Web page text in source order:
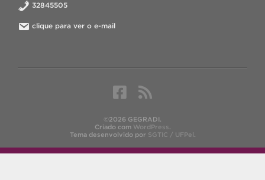
32845505
clique para ver o e-mail
©2026 GEGRADI.
Criado com WordPress.
Tema desenvolvido por SGTIC / UFPel.